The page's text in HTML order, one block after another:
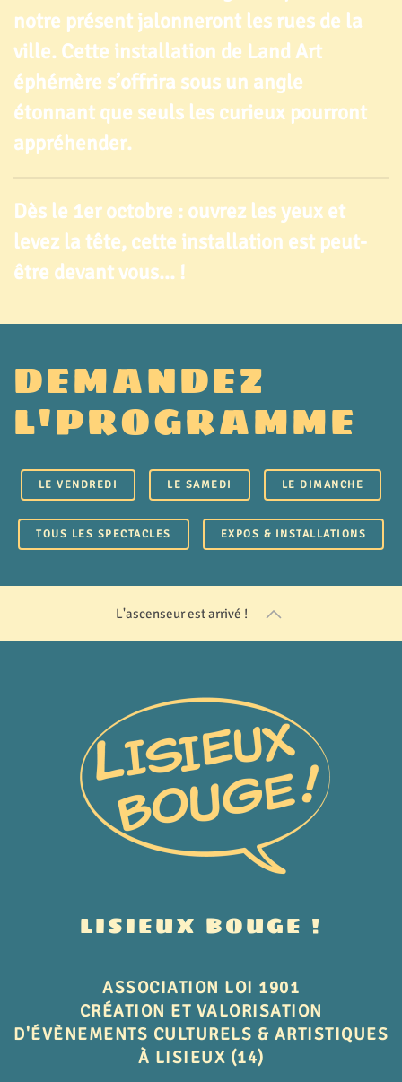
notre présent jalonneront les rues de la
ville. Cette installation de Land Art
éphémère s’offrira sous un angle
étonnant que seuls les curieux pourront
appréhender.
Dès le 1er octobre : ouvrez les yeux et
levez la tête, cette installation est peut-
être devant vous... !
DEMANDEZ
L'PROGRAMME
LE VENDREDI LE SAMEDI LE DIMANCHE
TOUS LES SPECTACLES EXPOS & INSTALLATIONS
L'ascenseur est arrivé !
LISIEUX BOUGE !
ASSOCIATION LOI 1901
CRÉATION ET VALORISATION
D'ÉVÈNEMENTS CULTURELS & ARTISTIQUES
À LISIEUX (14)